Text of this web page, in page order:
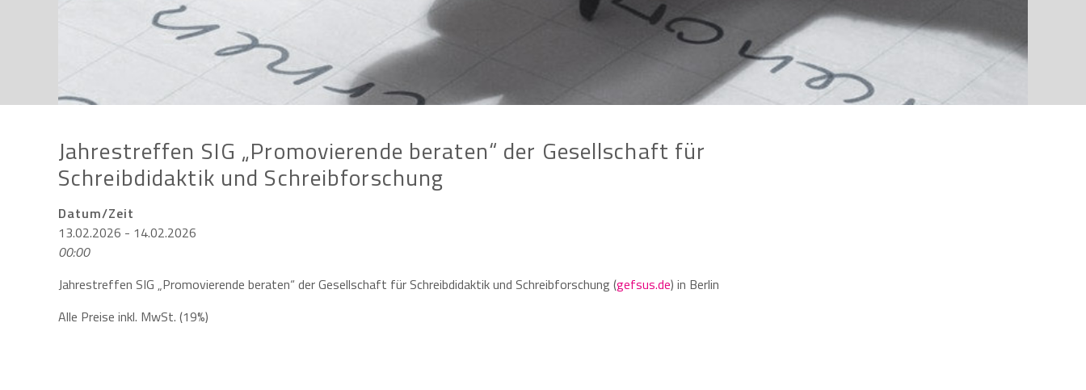
Jahrestreffen SIG „Promovierende beraten“ der Gesellschaft für
Schreibdidaktik und Schreibforschung
Datum/Zeit
13.02.2026 - 14.02.2026
00:00
Jahrestreffen SIG „Promovierende beraten“ der Gesellschaft für Schreibdidaktik und Schreibforschung (gefsus.de) in Berlin
Alle Preise inkl. MwSt. (19%)